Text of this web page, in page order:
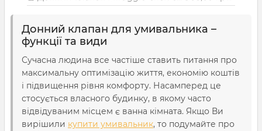
Донний клапан для умивальника –
функції та види
Сучасна людина все частіше ставить питання про
максимальну оптимізацію життя, економію коштів
і підвищення рівня комфорту. Насамперед це
стосується власного будинку, в якому часто
відвідуваним місцем є ванна кімната. Якщо Ви
вирішили купити умивальник, то подумайте про